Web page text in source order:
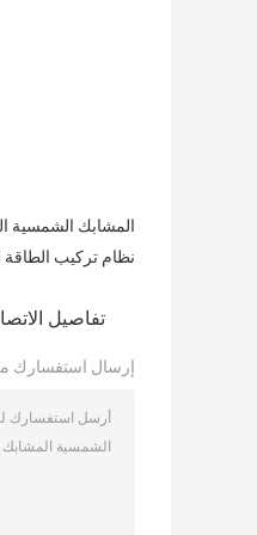
المشابك الشمسية
نظام تركيب
تفاصيل
إرسال استفسارك